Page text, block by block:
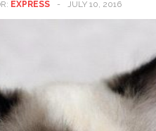
EXPRESS - JULY 10, 2016